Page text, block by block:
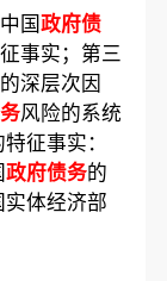
国政府债
事实；第三
深层次因
风险的系统
征事实：
政府债务的
体经济部